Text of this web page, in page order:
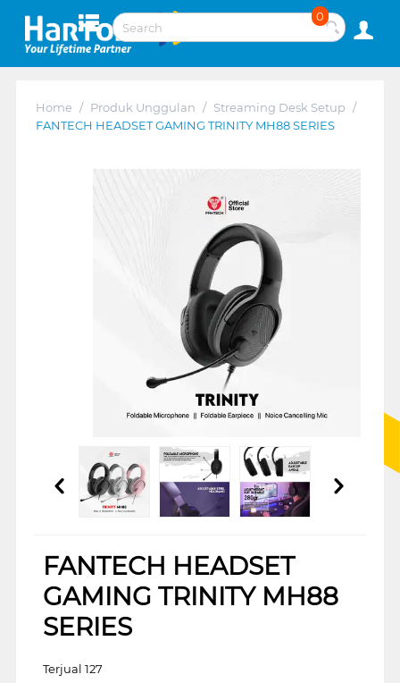
0
Home / Produk Unggulan / Streaming Desk Setup /
FANTECH HEADSET GAMING TRINITY MH88 SERIES
FANTECH HEADSET
GAMING TRINITY MH88
SERIES
Terjual 127